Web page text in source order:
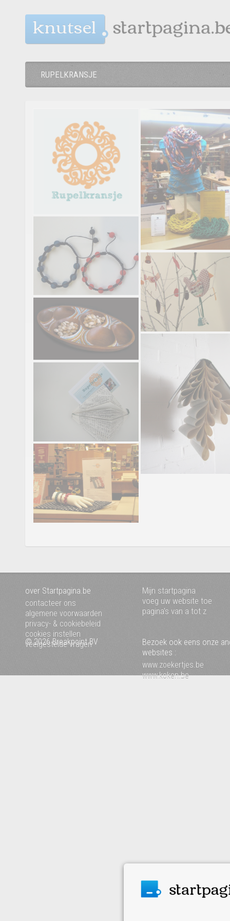
knutsel
RUPELKRANSJE
over Startpagina.be
contacteer ons
algemene voorwaarden
privacy- & cookiebeleid
cookies instellen
veelgestelde vragen
Mijn startpagina
voeg uw website toe
pagina's van a tot z
© 2026 Breakpoint BV
Bezoek ook eens onze
websites :
www.zoekertjes.be
www.koken.be